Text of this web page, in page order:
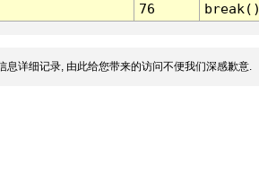
76 break()
息详细记录, 由此给您带来的访问不便我们深感歉意.